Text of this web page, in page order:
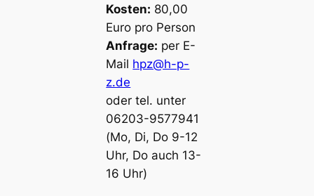
Kosten: 80,00
Euro pro Person
Anfrage: per E-
Mail hpz@h-p-
z.de
oder tel. unter
06203-9577941
(Mo, Di, Do 9-12
Uhr, Do auch 13-
16 Uhr)